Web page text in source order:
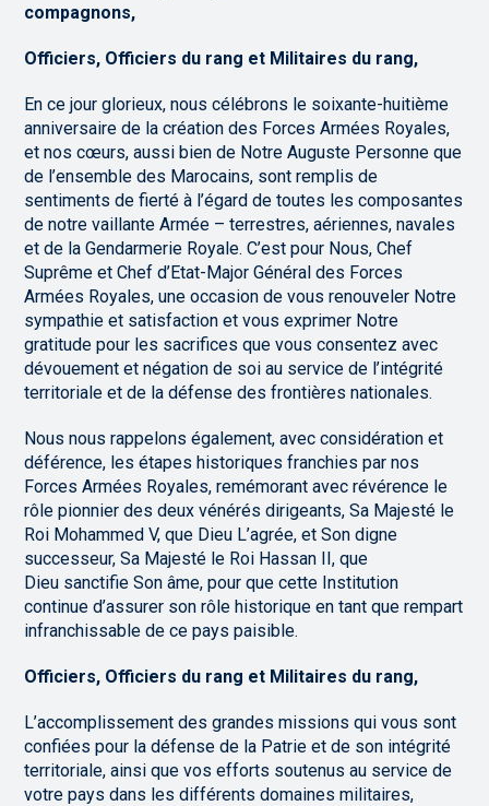
compagnons,
Officiers, Officiers du rang et Militaires du rang,
En ce jour glorieux, nous célébrons le soixante-huitième
anniversaire de la création des Forces Armées Royales,
et nos cœurs, aussi bien de Notre Auguste Personne que
de l’ensemble des Marocains, sont remplis de
sentiments de fierté à l’égard de toutes les composantes
de notre vaillante Armée – terrestres, aériennes, navales
et de la Gendarmerie Royale. C’est pour Nous, Chef
Suprême et Chef d’Etat-Major Général des Forces
Armées Royales, une occasion de vous renouveler Notre
sympathie et satisfaction et vous exprimer Notre
gratitude pour les sacrifices que vous consentez avec
dévouement et négation de soi au service de l’intégrité
territoriale et de la défense des frontières nationales.
Nous nous rappelons également, avec considération et
déférence, les étapes historiques franchies par nos
Forces Armées Royales, remémorant avec révérence le
rôle pionnier des deux vénérés dirigeants, Sa Majesté le
Roi Mohammed V, que Dieu L’agrée, et Son digne
successeur, Sa Majesté le Roi Hassan II, que
Dieu sanctifie Son âme, pour que cette Institution
continue d’assurer son rôle historique en tant que rempart
infranchissable de ce pays paisible.
Officiers, Officiers du rang et Militaires du rang,
L’accomplissement des grandes missions qui vous sont
confiées pour la défense de la Patrie et de son intégrité
territoriale, ainsi que vos efforts soutenus au service de
votre pays dans les différents domaines militaires,